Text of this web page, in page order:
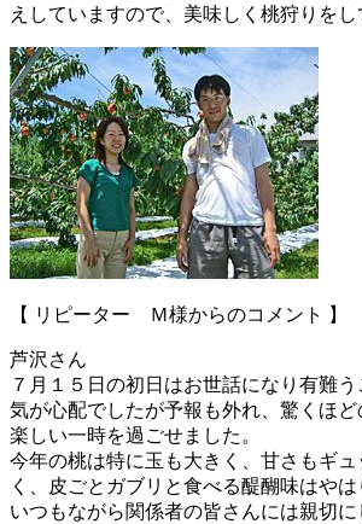
えしていますので、美味しく桃狩りをし
【 リピーター Ｍ様からのコメント 】
芦沢さん
７月１５日の初日はお世話になり有難
気が心配でしたが予報も外れ、驚くほ
楽しい一時を過ごせました。
今年の桃は特に玉も大きく、甘さもギ
く、皮ごとガブリと食べる醍醐味はやは
いつもながら関係者の皆さんには親切